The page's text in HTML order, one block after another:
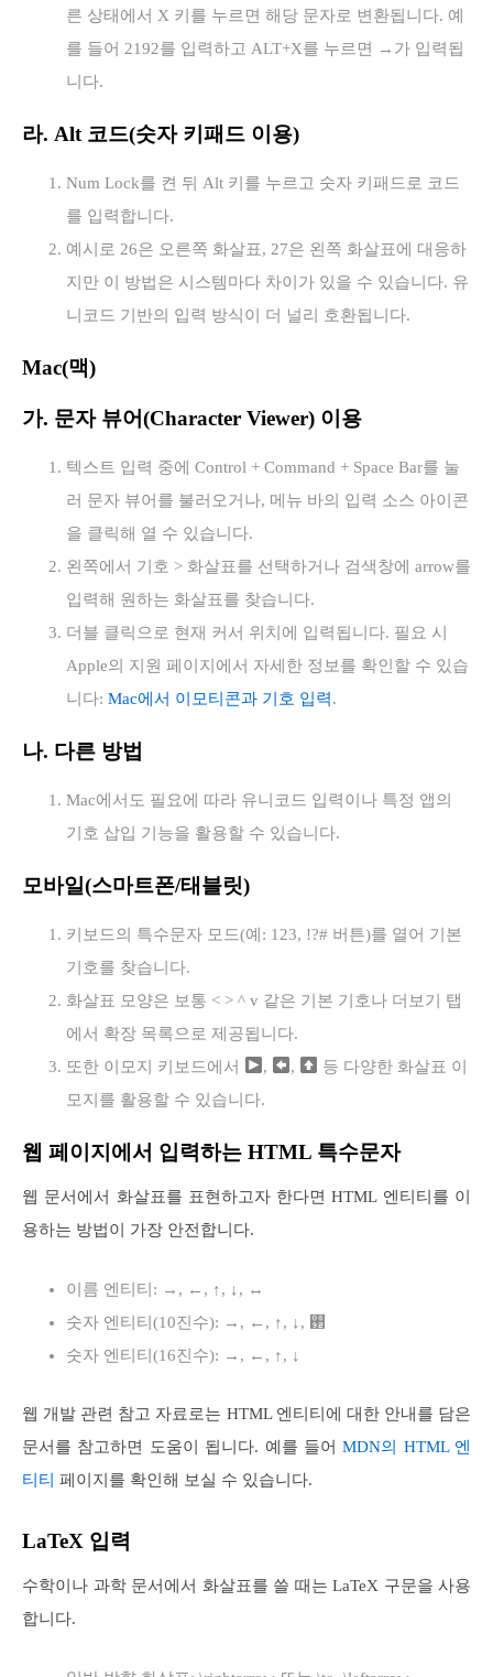
른 상태에서 X 키를 누르면 해당 문자로 변환됩니다. 예
를 들어 2192를 입력하고 ALT+X를 누르면 →가 입력됩
니다.
라. Alt 코드(숫자 키패드 이용)
Num Lock를 켠 뒤 Alt 키를 누르고 숫자 키패드로 코드
를 입력합니다.
예시로 26은 오른쪽 화살표, 27은 왼쪽 화살표에 대응하
지만 이 방법은 시스템마다 차이가 있을 수 있습니다. 유
니코드 기반의 입력 방식이 더 널리 호환됩니다.
Mac(맥)
가. 문자 뷰어(Character Viewer) 이용
텍스트 입력 중에 Control + Command + Space Bar를 눌
러 문자 뷰어를 불러오거나, 메뉴 바의 입력 소스 아이콘
을 클릭해 열 수 있습니다.
왼쪽에서 기호 > 화살표를 선택하거나 검색창에 arrow를
입력해 원하는 화살표를 찾습니다.
더블 클릭으로 현재 커서 위치에 입력됩니다. 필요 시
Apple의 지원 페이지에서 자세한 정보를 확인할 수 있습
니다: Mac에서 이모티콘과 기호 입력.
나. 다른 방법
Mac에서도 필요에 따라 유니코드 입력이나 특정 앱의
기호 삽입 기능을 활용할 수 있습니다.
모바일(스마트폰/태블릿)
키보드의 특수문자 모드(예: 123, !?# 버튼)를 열어 기본
기호를 찾습니다.
화살표 모양은 보통 < > ^ v 같은 기본 기호나 더보기 탭
에서 확장 목록으로 제공됩니다.
또한 이모지 키보드에서
, ,
등 다양한 화살표 이
모지를 활용할 수 있습니다.
웹 페이지에서 입력하는 HTML 특수문자
웹 문서에서 화살표를 표현하고자 한다면 HTML 엔티티를 이
용하는 방법이 가장 안전합니다.
이름 엔티티: →, ←, ↑, ↓, ↔
숫자 엔티티(10진수): →, ←, ↑, ↓, ࢒
숫자 엔티티(16진수): →, ←, ↑, ↓
웹 개발 관련 참고 자료로는 HTML 엔티티에 대한 안내를 담은
문서를 참고하면 도움이 됩니다. 예를 들어MDN의 HTML 엔
티티 페이지를 확인해 보실 수 있습니다.
LaTeX 입력
수학이나 과학 문서에서 화살표를 쓸 때는 LaTeX 구문을 사용
합니다.